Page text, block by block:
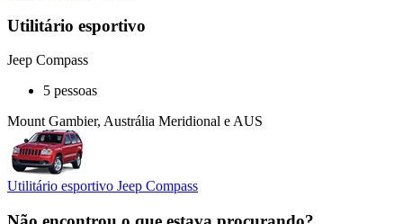
Utilitário esportivo
Jeep Compass
5 pessoas
Mount Gambier, Austrália Meridional e AUS
Utilitário esportivo Jeep Compass